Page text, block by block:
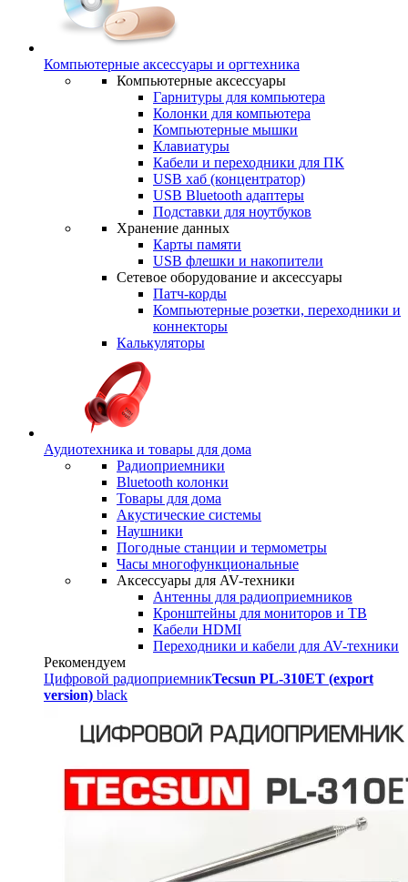
Компьютерные аксессуары и оргтехника
Компьютерные аксессуары
Гарнитуры для компьютера
Колонки для компьютера
Компьютерные мышки
Клавиатуры
Кабели и переходники для ПК
USB хаб (концентратор)
USB Bluetooth адаптеры
Подставки для ноутбуков
Хранение данных
Карты памяти
USB флешки и накопители
Сетевое оборудование и аксессуары
Патч-корды
Компьютерные розетки, переходники и
коннекторы
Калькуляторы
Аудиотехника и товары для дома
Радиоприемники
Bluetooth колонки
Товары для дома
Акустические системы
Наушники
Погодные станции и термометры
Часы многофункциональные
Аксессуары для AV-техники
Антенны для радиоприемников
Кронштейны для мониторов и ТВ
Кабели HDMI
Переходники и кабели для AV-техники
Рекомендуем
Цифровой радиоприемникTecsun PL-310ET (export
version) black